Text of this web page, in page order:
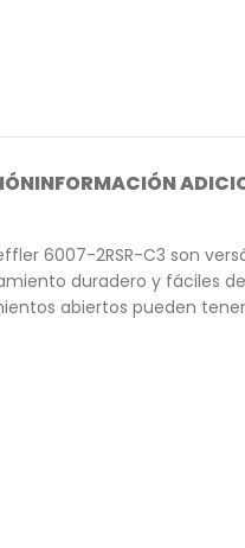
INFORMACIÓN
6007-2RSR-C3 son
duradero y fáciles
abiertos pueden